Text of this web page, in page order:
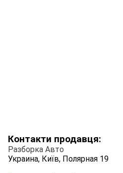
Контакти продавця:
Разборка Авто
Украина, Київ, Полярная 19